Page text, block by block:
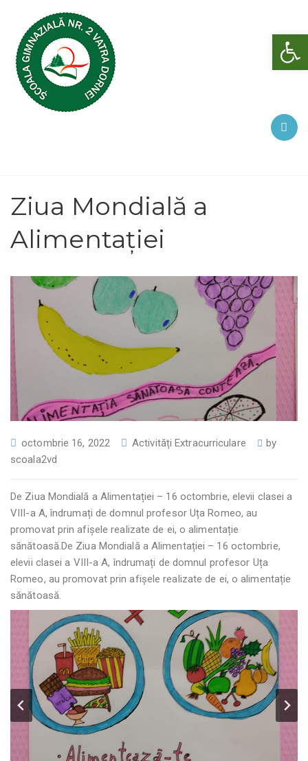
Deschide bara de unelte
Ziua Mondială a
Alimentației
octombrie 16, 2022 Activități Extracurriculare
by
scoala2vd
De Ziua Mondială a Alimentației – 16 octombrie, elevii clasei a
VIII-a A, îndrumați de domnul profesor Uța Romeo, au
promovat prin afișele realizate de ei, o alimentație
sănătoasă.De Ziua Mondială a Alimentației – 16 octombrie,
elevii clasei a VIII-a A, îndrumați de domnul profesor Uța
Romeo, au promovat prin afișele realizate de ei, o alimentație
sănătoasă.